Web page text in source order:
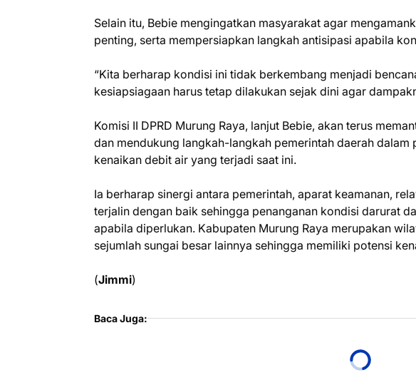
Selain itu, Bebie mengingatkan masyarakat agar
penting, serta mempersiapkan langkah antisipasi apabila
“Kita berharap kondisi ini tidak berkembang menjadi
kesiapsiagaan harus tetap dilakukan sejak dini agar
Komisi II DPRD Murung Raya, lanjut Bebie, akan terus
dan mendukung langkah-langkah pemerintah daerah dalam
kenaikan debit air yang terjadi saat ini.
Ia berharap sinergi antara pemerintah, aparat keamanan,
terjalin dengan baik sehingga penanganan kondisi darurat
apabila diperlukan. Kabupaten Murung Raya merupakan
sejumlah sungai besar lainnya sehingga memiliki potensi
(Jimmi)
Baca Juga: